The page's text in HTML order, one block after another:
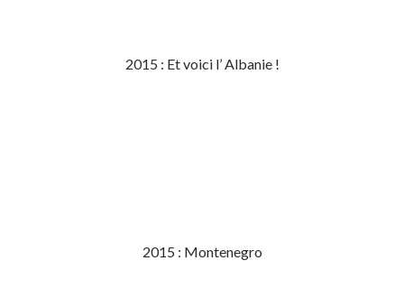
2015 : Et voici l’ Albanie !
2015 : Montenegro